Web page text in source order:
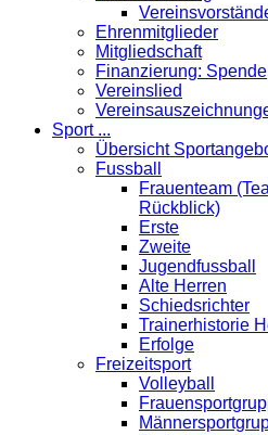
Ehrenmitglieder
Mitgliedschaft
Finanzierung: Spende
Vereinslied
Sport ...
Übersicht
Fussball
Frauenteam
Rückblick)
Erste
Zweite
Jugendfussball
Alte Herren
Schiedsrichter
Trainerhistorie
Erfolge
Freizeitsport
Volleyball